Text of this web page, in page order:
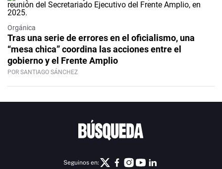
Orgánica
Tras una serie de errores en el oficialismo, una
“mesa chica” coordina las acciones entre el
gobierno y el Frente Amplio
POR SANTIAGO SÁNCHEZ
Seguinos en: